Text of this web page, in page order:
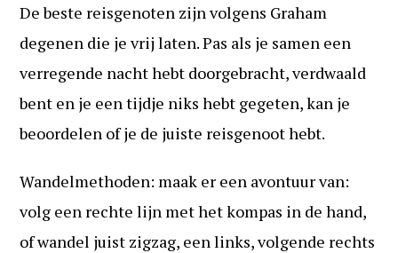
De beste reisgenoten zijn volgens Graham
degenen die je vrij laten. Pas als je samen een
verregende nacht hebt doorgebracht, verdwaald
bent en je een tijdje niks hebt gegeten, kan je
beoordelen of je de juiste reisgenoot hebt.
Wandelmethoden: maak er een avontuur van:
volg een rechte lijn met het kompas in de hand,
of wandel juist zigzag, een links, volgende rechts